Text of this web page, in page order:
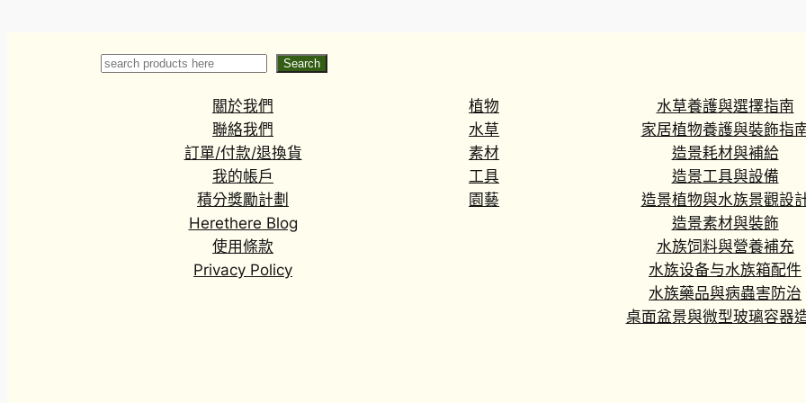
Search
Search
關於我們
聯絡我們
訂單/付款/退換貨
我的帳戶
積分獎勵計劃
Herethere Blog
使用條款
Privacy Policy
植物
水草
素材
工具
園藝
水草養護與選擇指南
家居植物養護與裝飾指
造景耗材與補給
造景工具與設備
造景植物與水族景觀設
造景素材與裝飾
水族饲料與營養補充
水族设备与水族箱配件
水族藥品與病蟲害防治
桌面盆景與微型玻璃容器